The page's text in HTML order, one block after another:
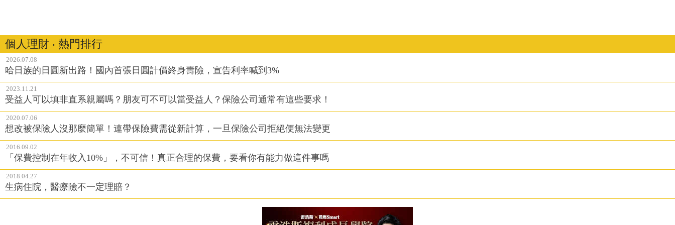
個人理財 ‧ 熱門排行
2026.07.08
哈日族的日圓新出路！國內首張日圓計價終身壽險，宣告利率喊到3%
2023.11.21
受益人可以填非直系親屬嗎？朋友可不可以當受益人？保險公司通常有這些要求！
2020.07.06
想改被保險人沒那麼簡單！連帶保險費需從新計算，一旦保險公司拒絕便無法變更
2016.09.02
「保費控制在年收入10%」，不可信！真正合理的保費，要看你有能力做這件事嗎
2018.04.27
生病住院，醫療險不一定理賠？